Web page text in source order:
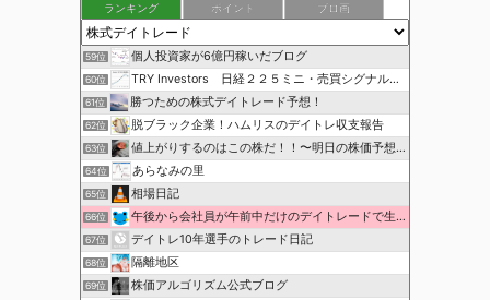
ランキング ポイント ブロ画
59位 個人投資家が6億円稼いだブログ
60位 TRY Investors 日経２２５ミニ・売買シグナル公開
61位 勝つための株式デイトレード予想！
62位 脱ブラック企業！ハムリスのデイトレ収支報告
63位 値上がりするのはこの株だ！！〜明日の株価予想〜
64位 あらなみの里
65位 相場日記
66位 午後から会社員が午前中だけのデイトレードで生活費を稼ぐ！
67位 デイトレ10年選手のトレード日記
68位 隔離地区
69位 株価アルゴリズム公式ブログ